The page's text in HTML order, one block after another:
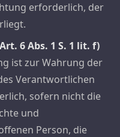
erforderlich, der
6 Abs. 1 S. 1 lit. f)
ist zur Wahrung der
Verantwortlichen
sofern nicht die
und
Person, die